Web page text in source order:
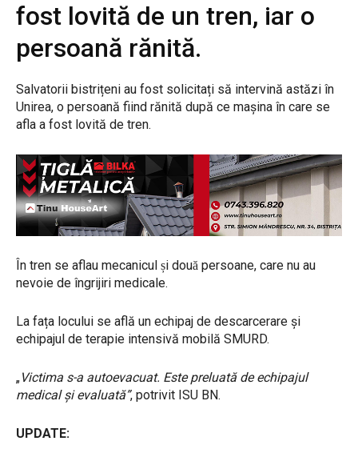
fost lovită de un tren, iar o
persoană rănită.
Salvatorii bistrițeni au fost solicitați să intervină astăzi în
Unirea, o persoană fiind rănită după ce mașina în care se
afla a fost lovită de tren.
În tren se aflau mecanicul și două persoane, care nu au
nevoie de îngrijiri medicale.
La fața locului se află un echipaj de descarcerare și
echipajul de terapie intensivă mobilă SMURD.
„Victima s-a autoevacuat. Este preluată de echipajul
medical și evaluată”, potrivit ISU BN.
UPDATE: